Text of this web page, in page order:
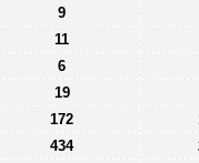
9
11
6
19
172
434